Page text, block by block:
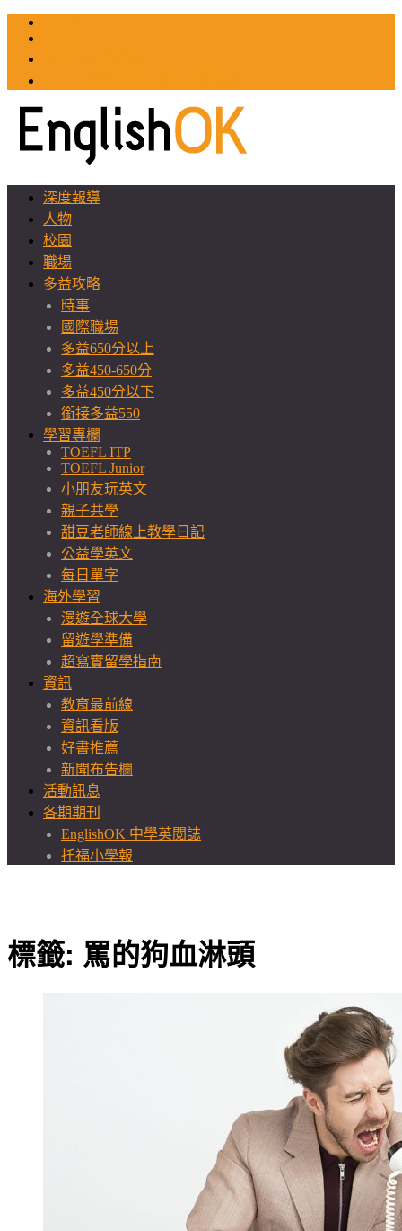
深度報導
人物
校園
職場
多益攻略
時事
國際職場
多益650分以上
多益450-650分
多益450分以下
銜接多益550
學習專欄
TOEFL ITP
TOEFL Junior
小朋友玩英文
親子共學
甜豆老師線上教學日記
公益學英文
每日單字
海外學習
漫遊全球大學
留遊學準備
超寫實留學指南
資訊
教育最前線
資訊看版
好書推薦
新聞布告欄
活動訊息
各期期刊
EnglishOK 中學英閱誌
托福小學報
標籤: 罵的狗血淋頭